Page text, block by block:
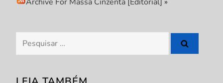
Pesquisar
por: